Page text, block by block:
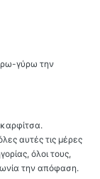
γύρω την
αυτές τις μέρες
όλοι τους,
την απόφαση.